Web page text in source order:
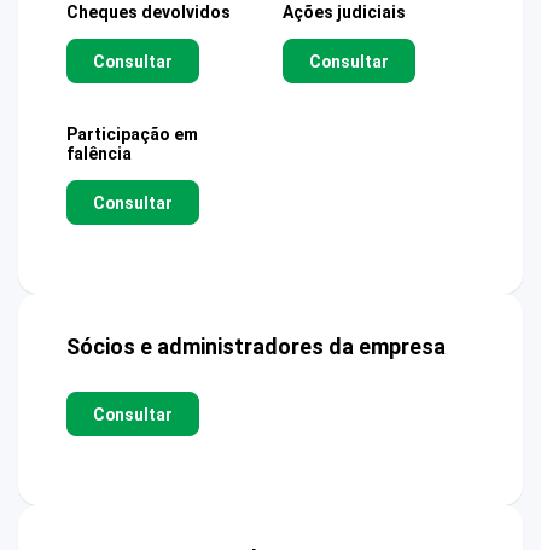
Cheques devolvidos
Consultar
Ações judiciais
Consultar
Participação em
falência
Consultar
Sócios e administradores da empresa
Consultar